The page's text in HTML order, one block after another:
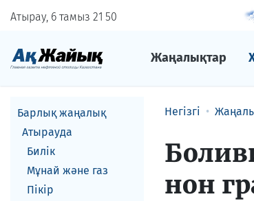
Атырау, 6 тамыз 21 50
Жаңалықтар
Барлық жаңалық
Атырауда
Билік
Мұнай және газ
Пікір
Негізгі
нон